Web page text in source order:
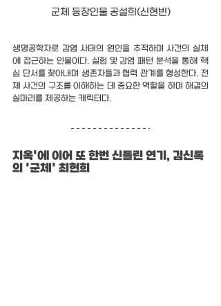
군체 등장인물 공설희(신현빈)
생명공학자로 감염 사태의 원인을 추적하며 사건의 실체
에 접근하는 인물이다. 실험 및 감염 패턴 분석을 통해 핵
심 단서를 찾아내며 생존자들과 협력 관계를 형성한다. 전
체 사건의 구조를 이해하는 데 중요한 역할을 하며 해결의
실마리를 제공하는 캐릭터다.
지옥'에 이어 또 한번 신들린 연기, 김신록
의 '군체' 최현희